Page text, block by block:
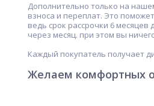
Дополнительно только на
взноса и переплат. Это
ведь срок рассрочки 6
через месяц. при этом вы
Каждый покупатель получает
Желаем комфортных